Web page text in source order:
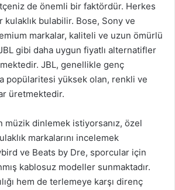
de önemli bir faktördür. Herkes
kulaklık bulabilir. Bose, Sony ve
markalar, kaliteli ve uzun ömürlü
gibi daha uygun fiyatlı alternatifler
JBL, genellikle genç
popülaritesi yüksek olan, renkli ve
üretmektedir.
müzik dinlemek istiyorsanız, özel
markalarını incelemek
ve Beats by Dre, sporcular için
kablosuz modeller sunmaktadır.
hem de terlemeye karşı direnç